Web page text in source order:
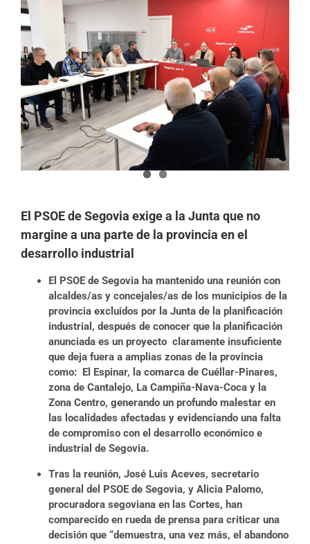
imagen
más
grande
El PSOE de Segovia exige a la Junta que no
margine a una parte de la provincia en el
desarrollo industrial
El PSOE de Segovia ha mantenido una reunión con
alcaldes/as y concejales/as de los municipios de la
provincia excluidos por la Junta de la planificación
industrial, después de conocer que la planificación
anunciada es un proyecto claramente insuficiente
que deja fuera a amplias zonas de la provincia
como: El Espinar, la comarca de Cuéllar-Pinares,
zona de Cantalejo, La Campiña-Nava-Coca y la
Zona Centro, generando un profundo malestar en
las localidades afectadas y evidenciando una falta
de compromiso con el desarrollo económico e
industrial de Segovia.
Tras la reunión, José Luis Aceves, secretario
general del PSOE de Segovia, y Alicia Palomo,
procuradora segoviana en las Cortes, han
comparecido en rueda de prensa para criticar una
decisión que “demuestra, una vez más, el abandono